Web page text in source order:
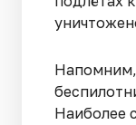
Напомним,
Наиболее